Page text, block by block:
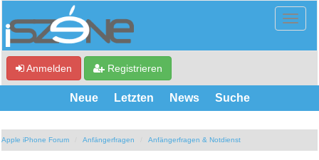
Anmelden Registrieren
Neue Letzten News Suche
Apple iPhone Forum Anfängerfragen Anfängerfragen & Notdienst